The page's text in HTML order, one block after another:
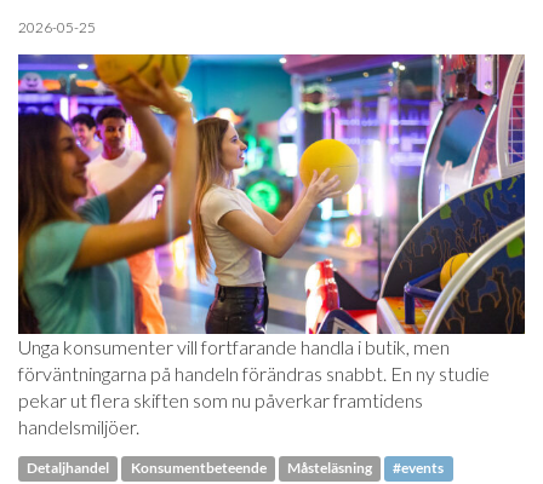
2026-05-25
Unga konsumenter vill fortfarande handla i butik, men
förväntningarna på handeln förändras snabbt. En ny studie
pekar ut flera skiften som nu påverkar framtidens
handelsmiljöer.
Detaljhandel Konsumentbeteende Måsteläsning #events